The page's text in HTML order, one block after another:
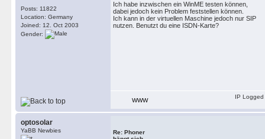
Posts: 11822
Location: Germany
Joined: 12. Oct 2003
Gender:
Ich habe inzwischen ein WinME testen können,
dabei jedoch kein Problem feststellen können.
Ich kann in der virtuellen Maschine jedoch nur SIP
nutzen. Benutzt du eine ISDN-Karte?
WWW
IP Logged
optosolar
YaBB Newbies
Re: Phoner